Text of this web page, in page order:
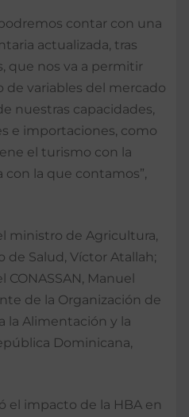
contar con una
actualizada, tras
que nos va a permitir
variables del mercado
nuestras capacidades,
e importaciones, como
el turismo con la
la que contamos”,
ministro de Agricultura,
de Salud, Víctor Atallah;
Manuel
de la Organización de
la Alimentación y la
Dominicana,
el impacto de la HBA en